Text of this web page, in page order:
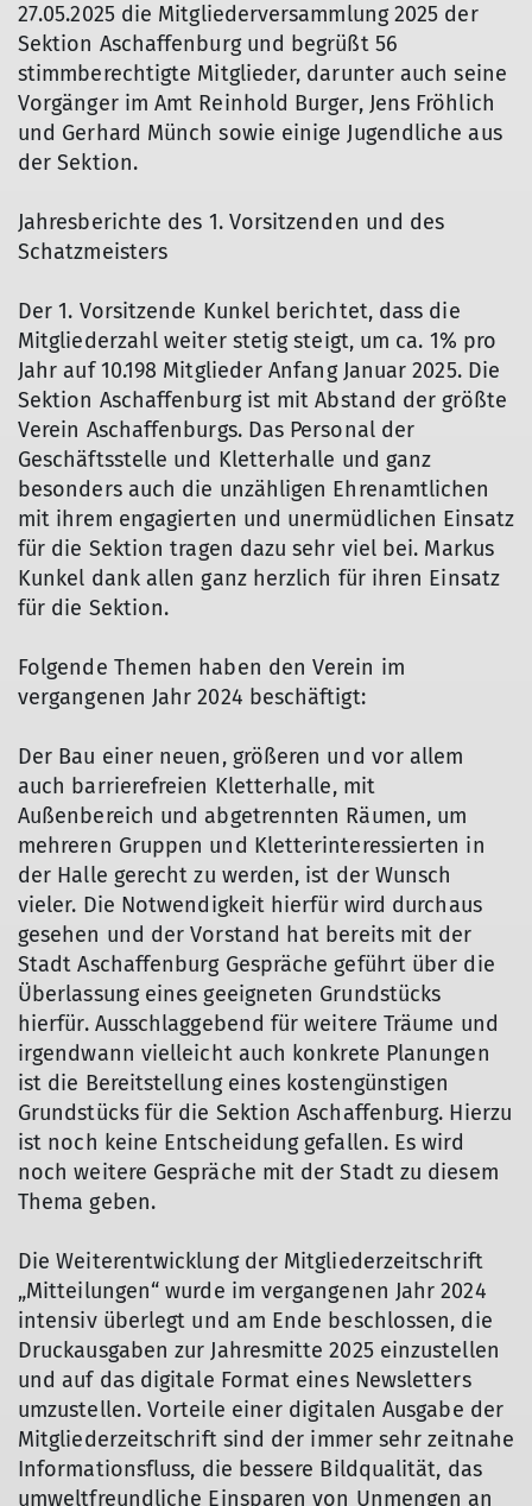
27.05.2025 die Mitgliederversammlung 2025 der
Sektion Aschaffenburg und begrüßt 56
stimmberechtigte Mitglieder, darunter auch seine
Vorgänger im Amt Reinhold Burger, Jens Fröhlich
und Gerhard Münch sowie einige Jugendliche aus
der Sektion.
Jahresberichte des 1. Vorsitzenden und des
Schatzmeisters
Der 1. Vorsitzende Kunkel berichtet, dass die
Mitgliederzahl weiter stetig steigt, um ca. 1% pro
Jahr auf 10.198 Mitglieder Anfang Januar 2025. Die
Sektion Aschaffenburg ist mit Abstand der größte
Verein Aschaffenburgs. Das Personal der
Geschäftsstelle und Kletterhalle und ganz
besonders auch die unzähligen Ehrenamtlichen
mit ihrem engagierten und unermüdlichen Einsatz
für die Sektion tragen dazu sehr viel bei. Markus
Kunkel dank allen ganz herzlich für ihren Einsatz
für die Sektion.
Folgende Themen haben den Verein im
vergangenen Jahr 2024 beschäftigt:
Der Bau einer neuen, größeren und vor allem
auch barrierefreien Kletterhalle, mit
Außenbereich und abgetrennten Räumen, um
mehreren Gruppen und Kletterinteressierten in
der Halle gerecht zu werden, ist der Wunsch
vieler. Die Notwendigkeit hierfür wird durchaus
gesehen und der Vorstand hat bereits mit der
Stadt Aschaffenburg Gespräche geführt über die
Überlassung eines geeigneten Grundstücks
hierfür. Ausschlaggebend für weitere Träume und
irgendwann vielleicht auch konkrete Planungen
ist die Bereitstellung eines kostengünstigen
Grundstücks für die Sektion Aschaffenburg. Hierzu
ist noch keine Entscheidung gefallen. Es wird
noch weitere Gespräche mit der Stadt zu diesem
Thema geben.
Die Weiterentwicklung der Mitgliederzeitschrift
„Mitteilungen“ wurde im vergangenen Jahr 2024
intensiv überlegt und am Ende beschlossen, die
Druckausgaben zur Jahresmitte 2025 einzustellen
und auf das digitale Format eines Newsletters
umzustellen. Vorteile einer digitalen Ausgabe der
Mitgliederzeitschrift sind der immer sehr zeitnahe
Informationsfluss, die bessere Bildqualität, das
umweltfreundliche Einsparen von Unmengen an